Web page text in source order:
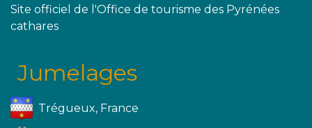
Site officiel de l'Office de tourisme des Pyrénées
cathares
Jumelages
Trégueux, France